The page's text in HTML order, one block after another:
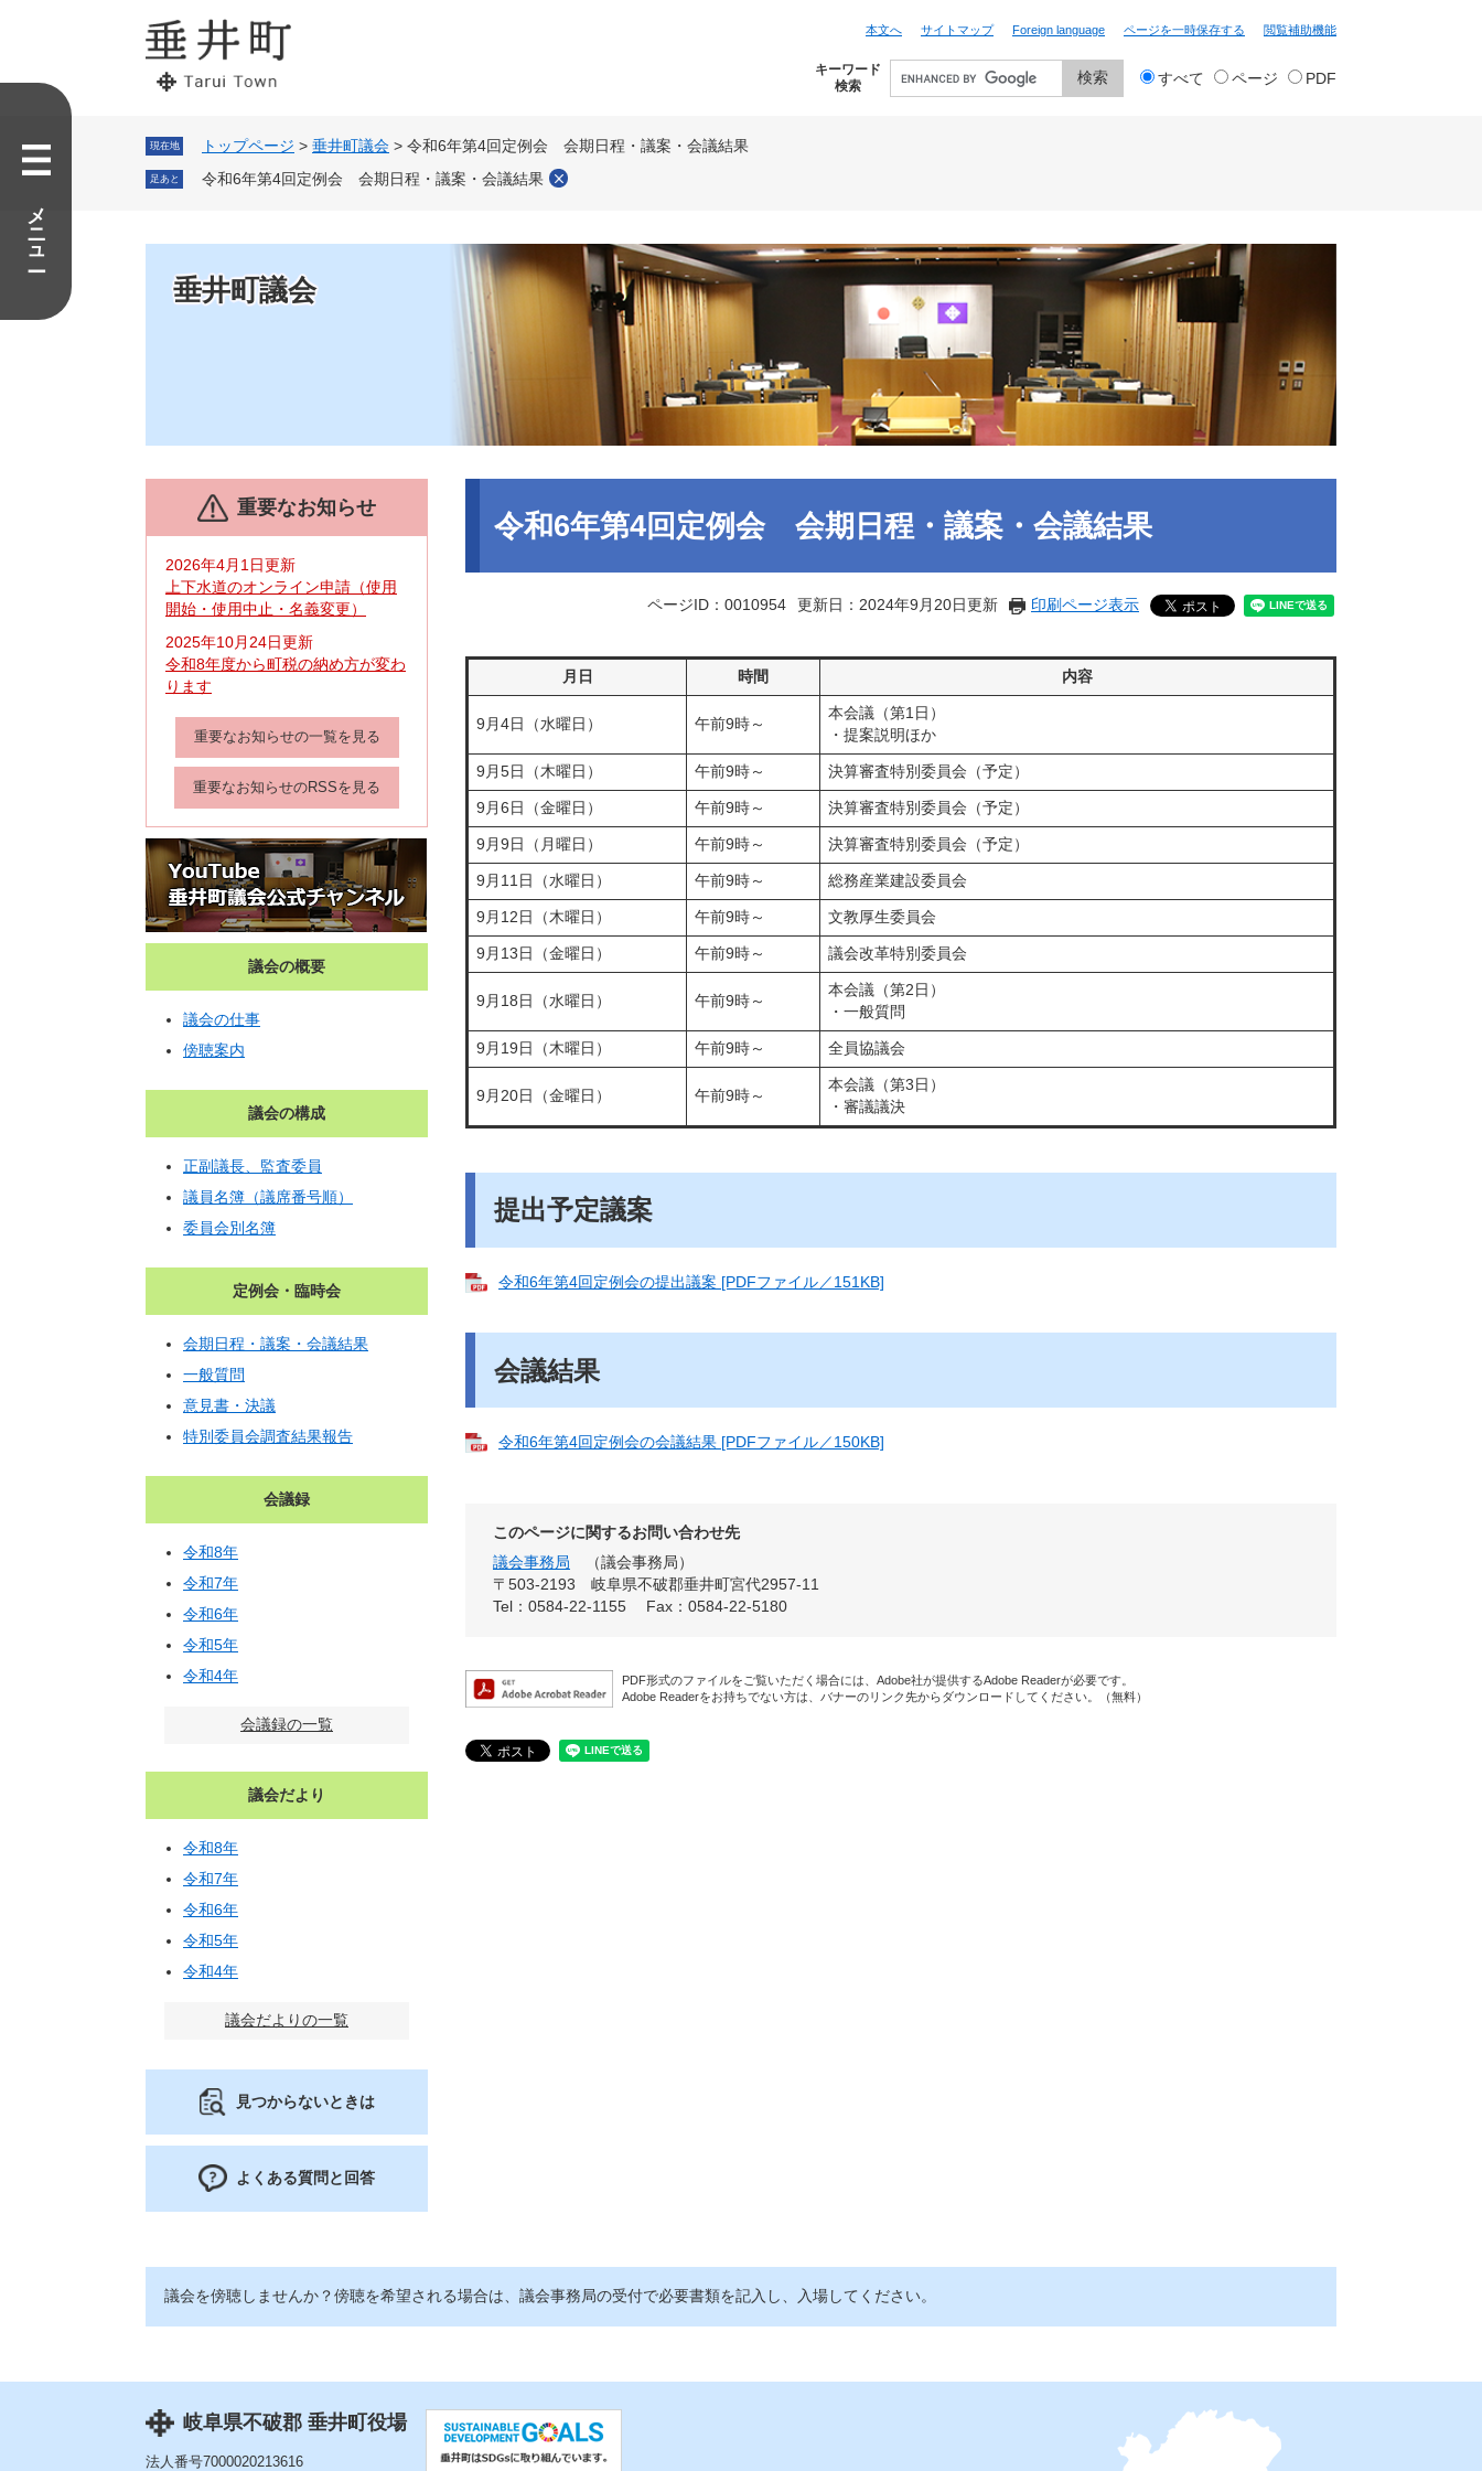
す。
本文へ サイトマップ Foreign language ページを一時保存する 閲覧補助機能
メニュー
キーワード
検索
検 すべて ページ PDF
現在地 トップページ > 垂井町議会 > 令和6年第4回定例会 会期日程・議案・会議結果
足あと 令和6年第4回定例会 会期日程・議案・会議結果
垂井町議会
令和6年第4回定例会 会期日程・議案・会議結果
ページID：0010954 更新日：2024年9月20日更新 印刷ページ表示
月日 時間 内容
9月4日（水曜日） 午前9時～
本会議（第1日）
・提案説明ほか
9月5日（木曜日） 午前9時～ 決算審査特別委員会（予定）
9月6日（金曜日） 午前9時～ 決算審査特別委員会（予定）
9月9日（月曜日） 午前9時～ 決算審査特別委員会（予定）
9月11日（水曜日） 午前9時～ 総務産業建設委員会
9月12日（木曜日） 午前9時～ 文教厚生委員会
9月13日（金曜日） 午前9時～ 議会改革特別委員会
9月18日（水曜日） 午前9時～
本会議（第2日）
・一般質問
9月19日（木曜日） 午前9時～ 全員協議会
9月20日（金曜日） 午前9時～
本会議（第3日）
・審議議決
提出予定議案
令和6年第4回定例会の提出議案 [PDFファイル／151KB]
会議結果
令和6年第4回定例会の会議結果 [PDFファイル／150KB]
このページに関するお問い合わせ先
議会事務局
議会事務局
〒503-2193
岐阜県不破郡垂井町宮代2957-11
Tel：0584-22-1155
Fax：0584-22-5180
PDF形式のファイルをご覧いただく場合には、Adobe社が提供するAdobe Readerが必要です。
Adobe Readerをお持ちでない方は、バナーのリンク先からダウンロードしてください。（無料）
重要なお知らせ
2026年4月1日更新
上下水道のオンライン申請（使用
開始・使用中止・名義変更）
2025年10月24日更新
令和8年度から町税の納め方が変わ
ります
重要なお知らせの一覧を見る
重要なお知らせのRSSを見る
議会の概要
議会の仕事
傍聴案内
議会の構成
正副議長、監査委員
議員名簿（議席番号順）
委員会別名簿
定例会・臨時会
会期日程・議案・会議結果
一般質問
意見書・決議
特別委員会調査結果報告
会議録
令和8年
令和7年
令和6年
令和5年
令和4年
会議録の一覧
議会だより
令和8年
令和7年
令和6年
令和5年
令和4年
議会だよりの一覧
見つからないときは
よくある質問と回答
議会を傍聴しませんか？傍聴を希望される場合は、議会事務局の受付で必要書類を記入し、入場してください。
岐阜県不破郡 垂井町役場
法人番号7000020213616